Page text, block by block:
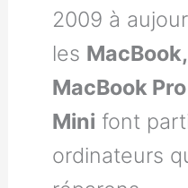
2009 à
les
MacBook Pro
Mini font
ordinateurs